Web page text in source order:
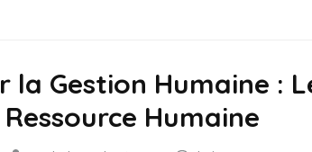
la Gestion Humaine :
Humaine